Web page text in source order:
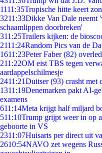
1111:35Tropische hitte keert
3211:33Dikke Van Dale neemt
schaamlippen doorbreken'
311:25Trailers kijken: de
2111:24Random Pics van de
1611:23Peter Faber (82)
211:22OM eist TBS tegen
aardappelschilmesje
2411:21Duitser (93) crasht met
1311:19Denemarken pakt AI-
examens
611:14Meta krijgt half miljard
511:10Trump grijpt weer in op
geboorte in VS
2311:07Huisarts per direct uit
2610:54NAVO zet wegens